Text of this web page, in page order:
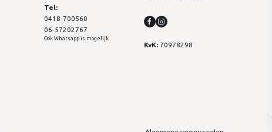
Tel:
0418-700560
06-57202767
Ook Whatsapp is mogelijk
KvK:70978298